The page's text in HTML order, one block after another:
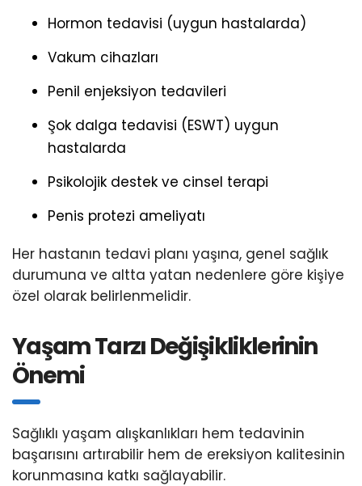
Hormon tedavisi (uygun hastalarda)
Vakum cihazları
Penil enjeksiyon tedavileri
Şok dalga tedavisi (ESWT) uygun
hastalarda
Psikolojik destek ve cinsel terapi
Penis protezi ameliyatı
Her hastanın tedavi planı yaşına, genel sağlık
durumuna ve altta yatan nedenlere göre kişiye
özel olarak belirlenmelidir.
Yaşam Tarzı Değişikliklerinin
Önemi
Sağlıklı yaşam alışkanlıkları hem tedavinin
başarısını artırabilir hem de ereksiyon kalitesinin
korunmasına katkı sağlayabilir.